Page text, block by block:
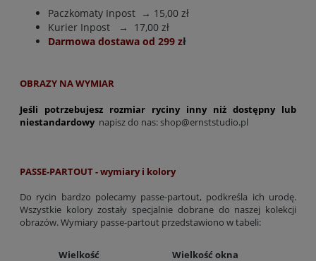
Paczkomaty Inpost → 15,00 zł
Kurier Inpost → 17,00 zł
Darmowa dostawa od 299 zł
OBRAZY NA WYMIAR
Jeśli potrzebujesz rozmiar ryciny inny niż dostępny lub
niestandardowy napisz do nas:shop@ernststudio.pl
PASSE-PARTOUT - wymiary i kolory
Do rycin bardzo polecamy passe-partout, podkreśla ich urodę.
Wszystkie kolory zostały specjalnie dobrane do naszej kolekcji
obrazów. Wymiary passe-partout przedstawiono w tabeli:
Wielkość
Wielkość okna